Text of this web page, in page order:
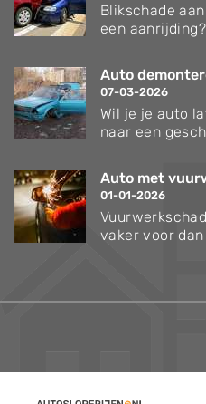
Blikschade
een
Auto
07-03-2026
Wil je je auto
naar een
Auto met
01-01-2026
vaker voor